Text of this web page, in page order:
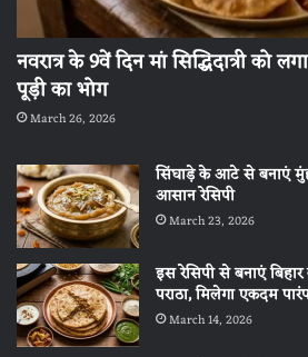
नवरात्र के 9वें दिन मां सिद्धिदात्री
पूड़ी का भोग
March 26, 2026
सिंघाड़े के आटे से बनाएं
आसान रेसिपी
March 23, 2026
इस रेसिपी से बनाएं
पराठा, मिलेगा एकदम
March 14, 2026